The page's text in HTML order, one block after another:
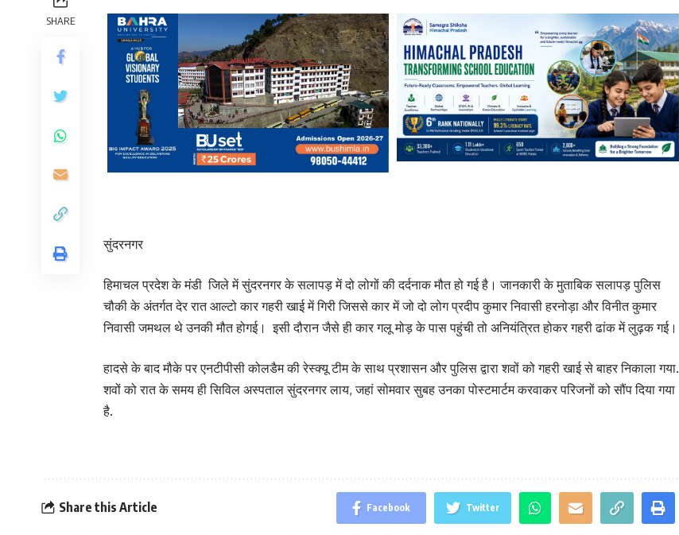
SHARE
सुंदरनगर
हिमाचल प्रदेश के मंडी जिले में सुंदरनगर के सलापड़ में दो लोगों की दर्दनाक मौत हो गई है। जानकारी के मुताबिक सलापड़ पुलिस
चौकी के अंतर्गत देर रात आल्टो कार गहरी खाई में गिरी जिससे कार में जो दो लोग प्रदीप कुमार निवासी हरनोड़ा और विनीत कुमार
निवासी जमथल थे उनकी मौत होगई। इसी दौरान जैसे ही कार गलू मोड़ के पास पहुंची तो अनियंत्रित होकर गहरी ढांक में लुढ़क गई।
हादसे के बाद मौके पर एनटीपीसी कोलडैम की रेस्क्यू टीम के साथ प्रशासन और पुलिस द्वारा शवों को गहरी खाई से बाहर निकाला गया.
शवों को रात के समय ही सिविल अस्पताल सुंदरनगर लाय, जहां सोमवार सुबह उनका पोस्टमार्टम करवाकर परिजनों को सौंप दिया गया
है.
Share this Article Facebook Twitter